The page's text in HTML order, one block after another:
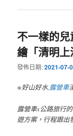
不一樣的
繪「清明
發佈日期:2021-07-
※好山好水,露營車
露營車x公路旅行
遊方案，行程跟出